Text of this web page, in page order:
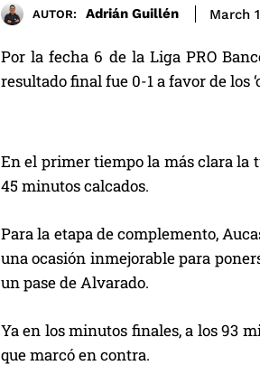
AUTOR: Adrián Guillén March
Por la fecha 6 de la Liga PRO
resultado final fue 0-1 a favor de los
En el primer tiempo la más clara la
45 minutos calcados.
Para la etapa de complemento,
una ocasión inmejorable para
un pase de Alvarado.
Ya en los minutos finales, a los 93
que marcó en contra.